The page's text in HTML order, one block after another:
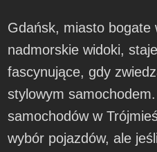
Gdańsk, miasto bogate
nadmorskie widoki,
fascynujące, gdy
stylowym
samochodów w
wybór pojazdów, ale